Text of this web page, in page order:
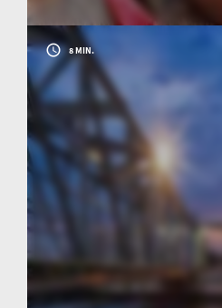
Wenn der Inhalt von Lebensmitteln zum
wird, spricht man von
feststellen, ob ein Produkt authentisch ist?
8 MIN.